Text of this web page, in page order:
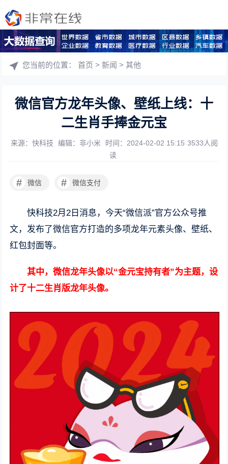
您当前的位置：首页 >新闻 >其他
微信官方龙年头像、壁纸上线：十
二生肖手捧金元宝
来源：快科技 编辑：非小米 时间：2024-02-02 15:15 3533人阅
读
# 微信 # 微信支付
快科技2月2日消息，今天“微信派”官方公众号推
文，发布了微信官方打造的多项龙年元素头像、壁纸、
红包封面等。
其中，微信龙年头像以“金元宝持有者”为主题，设
计了十二生肖版龙年头像。